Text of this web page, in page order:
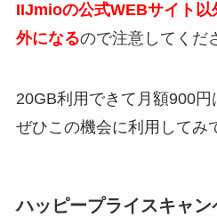
IIJmioの公式WEBサイト以
外になるので注意してくだ
20GB利用できて月額900円
ぜひこの機会に利用してみ
ハッピープライスキャ